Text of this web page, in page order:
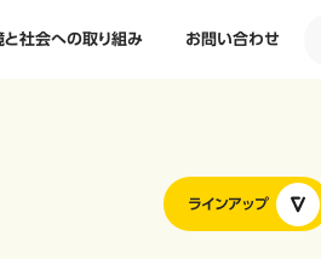
と社会への取り組み お問い合わせ
ラインアップ